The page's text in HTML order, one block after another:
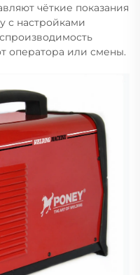
чёткие показания
с настройками
оператора или смены.